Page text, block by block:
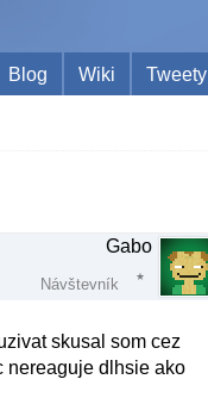
Blog Wiki Tweety
Gabo
Návštevník
skusal som cez
nereaguje dlhsie ako